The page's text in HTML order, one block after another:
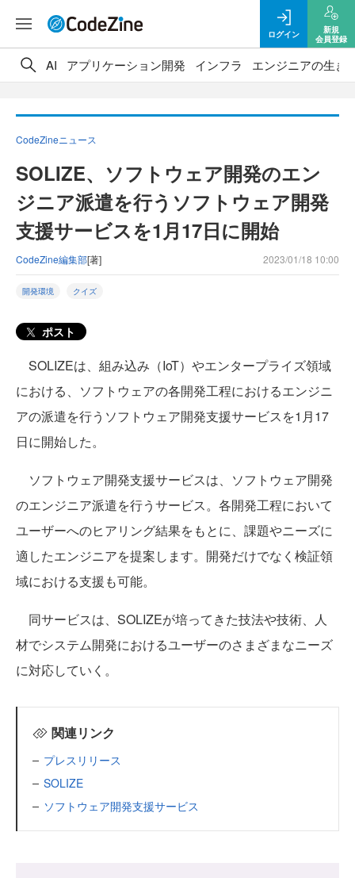
ログイン
新規
会員登録
AI アプリケーション開発 インフラ エンジニアの生き
CodeZineニュース
SOLIZE、ソフトウェア開発のエン
ジニア派遣を行うソフトウェア開発
支援サービスを1月17日に開始
CodeZine編集部[著] 2023/01/18 10:00
開発環境 クイズ
ポスト
SOLIZEは、組み込み（IoT）やエンタープライズ領域
における、ソフトウェアの各開発工程におけるエンジニ
アの派遣を行うソフトウェア開発支援サービスを1月17
日に開始した。
ソフトウェア開発支援サービスは、ソフトウェア開発
のエンジニア派遣を行うサービス。各開発工程において
ユーザーへのヒアリング結果をもとに、課題やニーズに
適したエンジニアを提案します。開発だけでなく検証領
域における支援も可能。
同サービスは、SOLIZEが培ってきた技法や技術、人
材でシステム開発におけるユーザーのさまざまなニーズ
に対応していく。
関連リンク
プレスリリース
SOLIZE
ソフトウェア開発支援サービス